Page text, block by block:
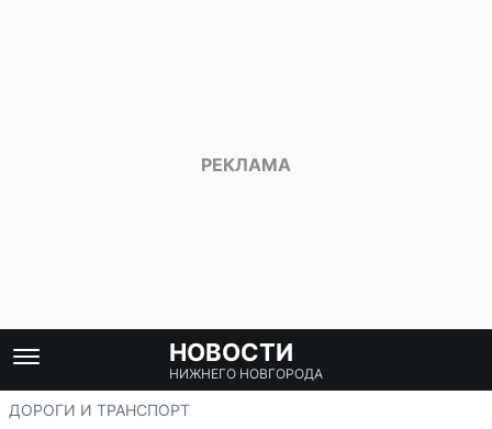
НОВОСТИ
НИЖНЕГО НОВГОРОДА
ДОРОГИ И ТРАНСПОРТ